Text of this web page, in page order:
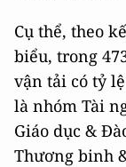
Cụ thể, theo
biểu, trong
vận tải có tỷ
là nhóm Tài
Giáo dục &
Thương binh